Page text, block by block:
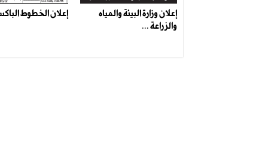
إعلان وزارة البيئة والمياه
والزراعة ...
إعلان الخطوط